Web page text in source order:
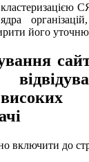
ядра
його
включити до